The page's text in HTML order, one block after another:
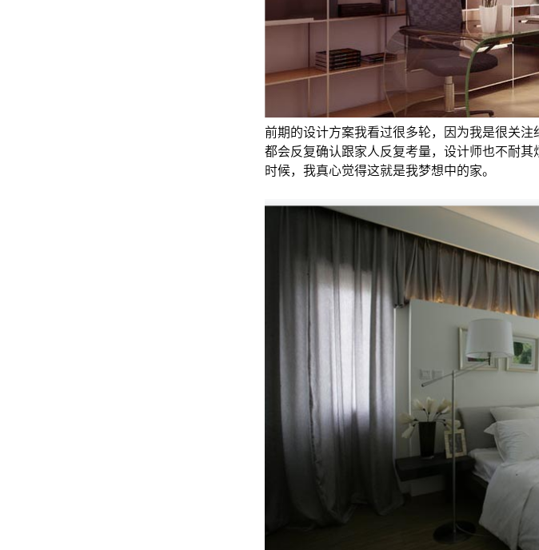
前期的设计方案我看过很多轮，因为我是很关
都会反复确认跟家人反复考量，设计师也不耐
时候，我真心觉得这就是我梦想中的家。